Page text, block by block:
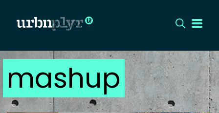
CÍMLAP
DIZÁJN
mashup